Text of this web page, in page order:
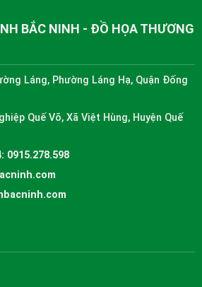
BẮC NINH - ĐỒ HỌA THƯƠNG
Láng, Phường Láng Hạ, Quận Đống
Quế Võ, Xã Việt Hùng, Huyện Quế
0915.278.598